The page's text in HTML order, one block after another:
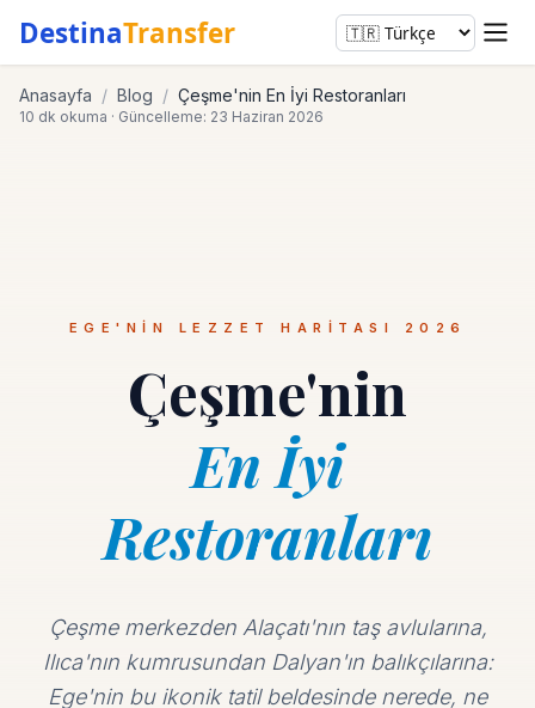
DestinaTransfer
Anasayfa / Blog / Çeşme'nin En İyi Restoranları
10 dk okuma · Güncelleme: 23 Haziran 2026
EGE'NIN LEZZET HARITASI 2026
Çeşme'nin
En İyi
Restoranları
Çeşme merkezden Alaçatı'nın taş avlularına,
Ilıca'nın kumrusundan Dalyan'ın balıkçılarına:
Ege'nin bu ikonik tatil beldesinde nerede, ne